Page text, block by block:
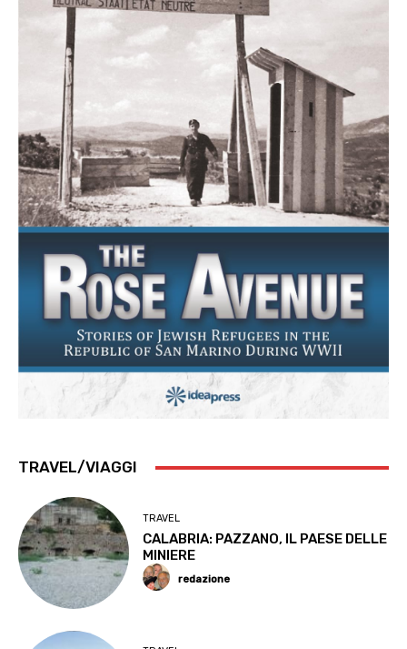
TRAVEL/VIAGGI
TRAVEL
CALABRIA: PAZZANO, IL PAESE DELLE
MINIERE
redazione